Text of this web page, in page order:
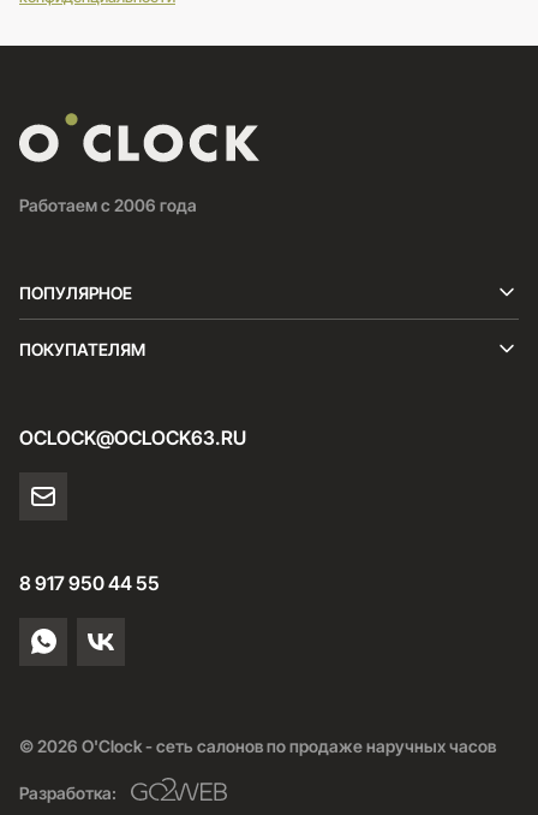
Работаем с 2006 года
ПОПУЛЯРНОЕ
ПОКУПАТЕЛЯМ
OCLOCK@OCLOCK63.RU
8 917 950 44 55
© 2026 O'Clock - сеть салонов по продаже наручных часов
Разработка: